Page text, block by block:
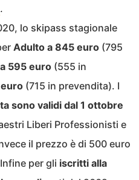
.
lo skipass stagionale
Adulto a 845 euro (795
595 euro (555 in
(715 in prevendita). I
sono validi dal 1 ottobre
Liberi Professionisti e
il prezzo è di 500 euro
per gli iscritti alla